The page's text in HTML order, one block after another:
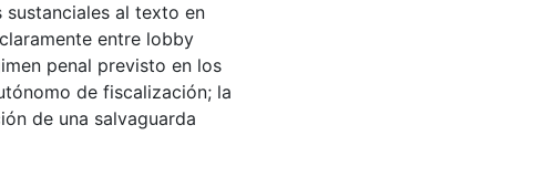
al texto en
entre lobby
penal previsto en los
de fiscalización; la
de una salvaguarda